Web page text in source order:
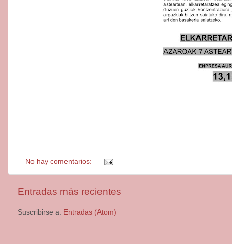
No hay comentarios:
Entradas más recientes
Suscribirse a: Entradas (Atom)